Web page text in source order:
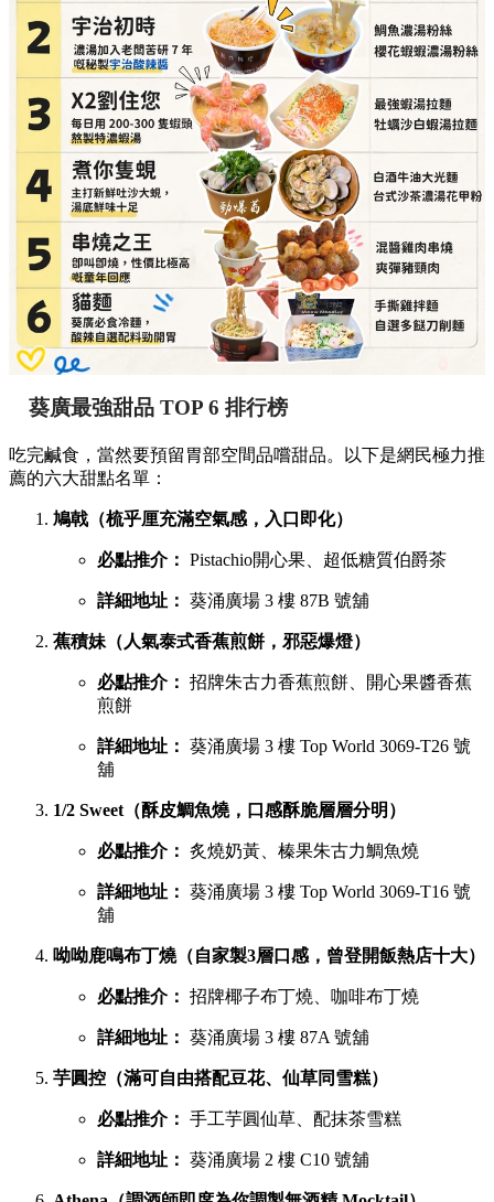
葵廣最強甜品 TOP 6 排行榜
吃完鹹食，當然要預留胃部空間品嚐甜品。以下是網民極力推
薦的六大甜點名單：
鳩戟（梳乎厘充滿空氣感，入口即化）
必點推介： Pistachio開心果、超低糖質伯爵茶
詳細地址： 葵涌廣場 3 樓 87B 號舖
蕉積妹（人氣泰式香蕉煎餅，邪惡爆燈）
必點推介： 招牌朱古力香蕉煎餅、開心果醬香蕉
煎餅
詳細地址： 葵涌廣場 3 樓 Top World 3069-T26 號
舖
1/2 Sweet（酥皮鯛魚燒，口感酥脆層層分明）
必點推介： 炙燒奶黃、榛果朱古力鯛魚燒
詳細地址： 葵涌廣場 3 樓 Top World 3069-T16 號
舖
呦呦鹿鳴布丁燒（自家製3層口感，曾登開飯熱店十大）
必點推介： 招牌椰子布丁燒、咖啡布丁燒
詳細地址： 葵涌廣場 3 樓 87A 號舖
芋圓控（滿可自由搭配豆花、仙草同雪糕）
必點推介： 手工芋圓仙草、配抹茶雪糕
詳細地址： 葵涌廣場 2 樓 C10 號舖